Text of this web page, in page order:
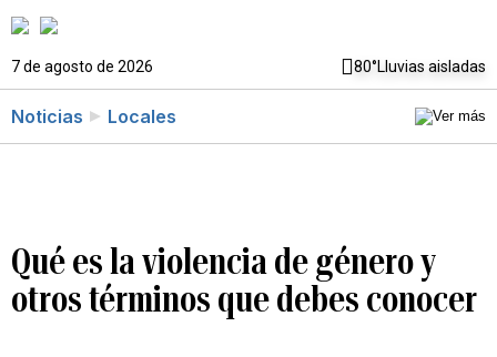
7 de agosto de 2026 80°Lluvias aisladas
Noticias Locales
Qué es la violencia de género y
otros términos que debes conocer